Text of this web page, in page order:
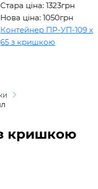
Стара ціна: 1323грн
Нова ціна: 1050грн
Контейнер ПР-УП-109 х
65 з кришкою
кришкою